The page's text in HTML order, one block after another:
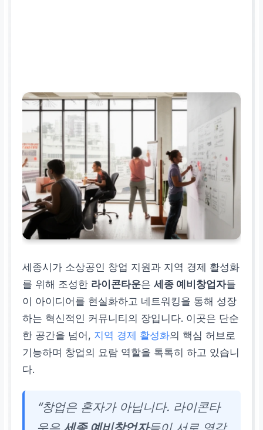
세종시가 소상공인 창업 지원과 지역 경제 활성화
를 위해 조성한 라이콘타운은세종 예비창업자들
이 아이디어를 현실화하고 네트워킹을 통해 성장
하는 혁신적인 커뮤니티의 장입니다. 이곳은 단순
한 공간을 넘어, 지역 경제 활성화의 핵심 허브로
기능하며 창업의 요람 역할을 톡톡히 하고 있습니
다.
“창업은 혼자가 아닙니다. 라이콘타